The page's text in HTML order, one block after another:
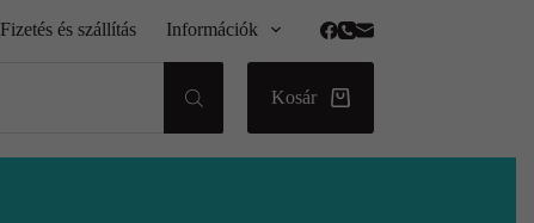
Fizetés és szállítás Információk
Kosár